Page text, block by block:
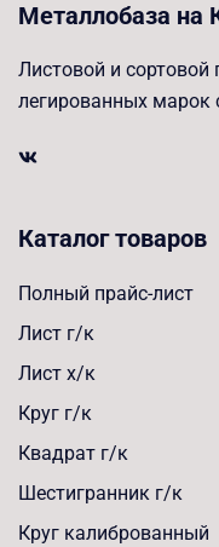
Металлобаза на
Листовой и сортовой
легированных марок
Каталог товаров
Полный прайс-лист
Лист г/к
Лист х/к
Круг г/к
Квадрат г/к
Шестигранник г/к
Круг калиброванный